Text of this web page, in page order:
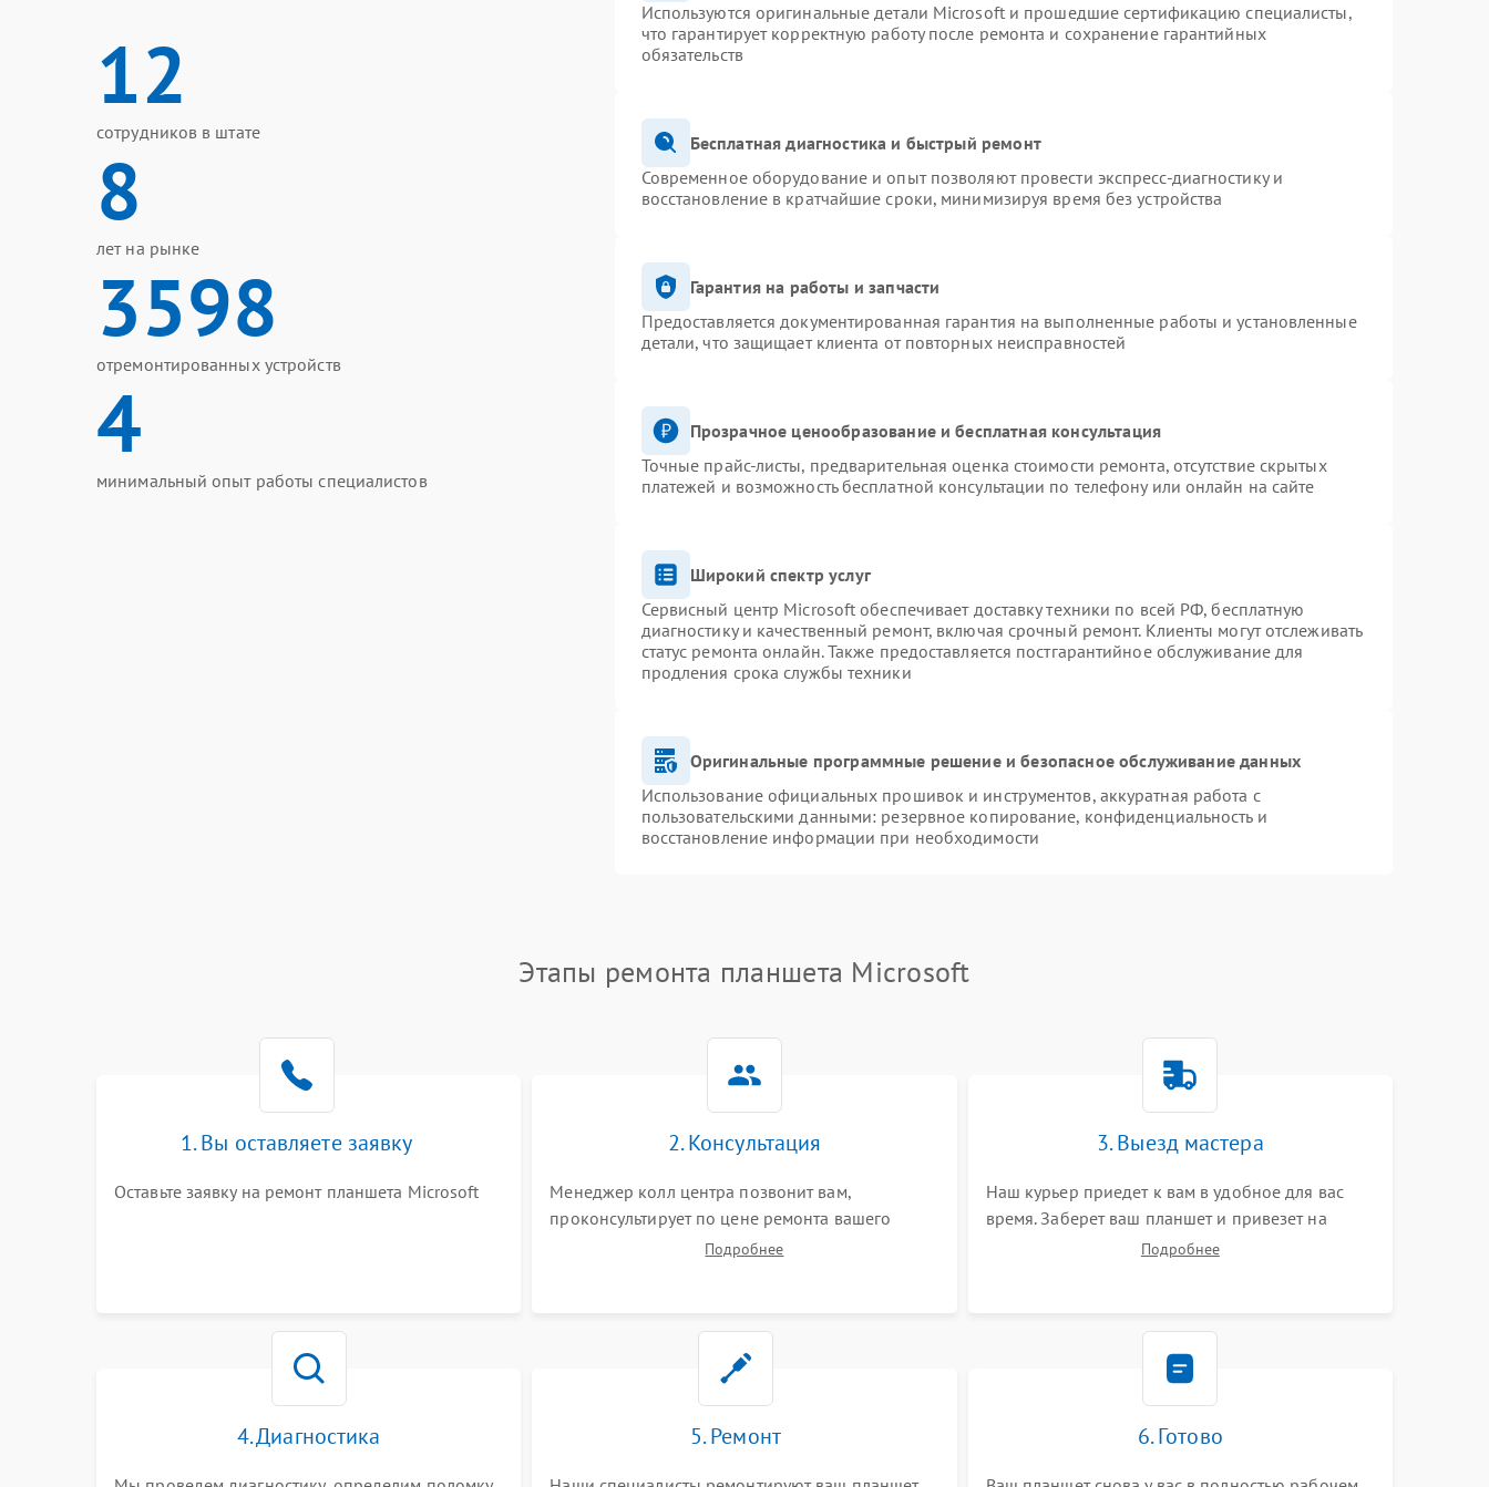
12
сотрудников в штате
8
лет на рынке
3598
отремонтированных устройств
4
минимальный опыт работы специалистов
Используются оригинальные детали Microsoft и прошедшие сертификацию специалисты,
что гарантирует корректную работу после ремонта и сохранение гарантийных
обязательств
Бесплатная диагностика и быстрый ремонт
Современное оборудование и опыт позволяют провести экспресс-диагностику и
восстановление в кратчайшие сроки, минимизируя время без устройства
Гарантия на работы и запчасти
Предоставляется документированная гарантия на выполненные работы и установленные
детали, что защищает клиента от повторных неисправностей
Прозрачное ценообразование и бесплатная консультация
Точные прайс-листы, предварительная оценка стоимости ремонта, отсутствие скрытых
платежей и возможность бесплатной консультации по телефону или онлайн на сайте
Широкий спектр услуг
Сервисный центр Microsoft обеспечивает доставку техники по всей РФ, бесплатную
диагностику и качественный ремонт, включая срочный ремонт. Клиенты могут отслеживать
статус ремонта онлайн. Также предоставляется постгарантийное обслуживание для
продления срока службы техники
Оригинальные программные решение и безопасное обслуживание данных
Использование официальных прошивок и инструментов, аккуратная работа с
пользовательскими данными: резервное копирование, конфиденциальность и
восстановление информации при необходимости
Этапы ремонта планшета Microsoft
1. Вы оставляете заявку
Оставьте заявку на ремонт планшета Microsoft
2. Консультация
Менеджер колл центра позвонит вам,
проконсультирует по цене ремонта вашего
планшета а также ответит на все ваши вопросы.
Подробнее
3. Выезд мастера
Наш курьер приедет к вам в удобное для вас
время. Заберет ваш планшет и привезет на
склад для диагностики.Подробнее
4. Диагностика 5. Ремонт 6. Готово